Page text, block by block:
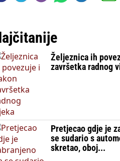
Željeznica ih
završetka radnog
Pretjecao gdje je
se sudario s
skretao, oboj...